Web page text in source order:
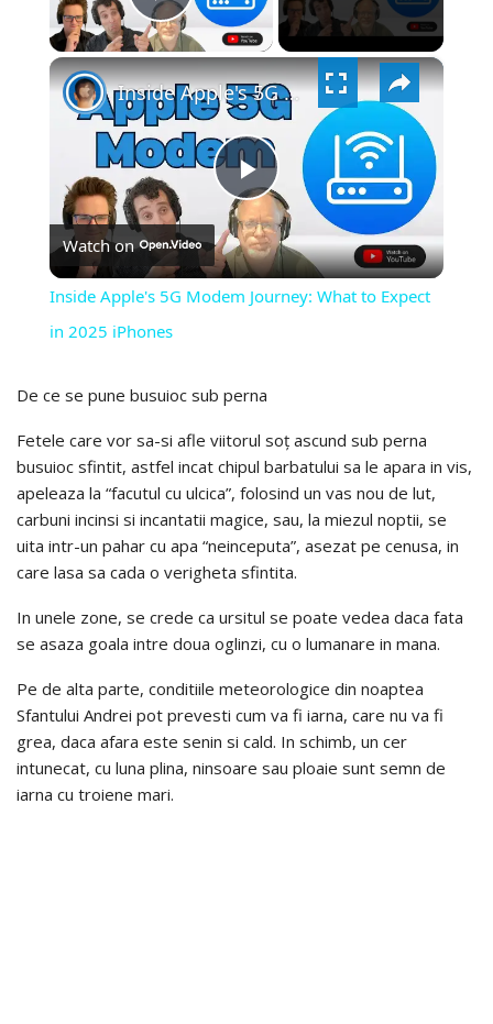
PLAY
VIDEO
×
PLAY
VIDEO
Inside Apple's 5G Modem Journey: What to Expect in 2025 iPhones
Watch on
Inside Apple's 5G Modem Journey: What to Expect
in 2025 iPhones
De ce se pune busuioc sub perna
Fetele care vor sa-si afle viitorul soț ascund sub perna
busuioc sfintit, astfel incat chipul barbatului sa le apara in vis,
apeleaza la “facutul cu ulcica”, folosind un vas nou de lut,
carbuni incinsi si incantatii magice, sau, la miezul noptii, se
uita intr-un pahar cu apa “neinceputa”, asezat pe cenusa, in
care lasa sa cada o verigheta sfintita.
In unele zone, se crede ca ursitul se poate vedea daca fata
se asaza goala intre doua oglinzi, cu o lumanare in mana.
Pe de alta parte, conditiile meteorologice din noaptea
Sfantului Andrei pot prevesti cum va fi iarna, care nu va fi
grea, daca afara este senin si cald. In schimb, un cer
intunecat, cu luna plina, ninsoare sau ploaie sunt semn de
iarna cu troiene mari.